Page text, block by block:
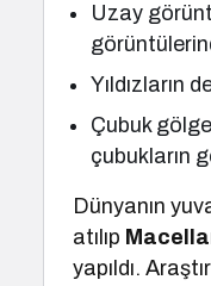
Uzay
Yıldızların
Çubuk
çubukların
Dünyanın
atılıp
yapıldı.